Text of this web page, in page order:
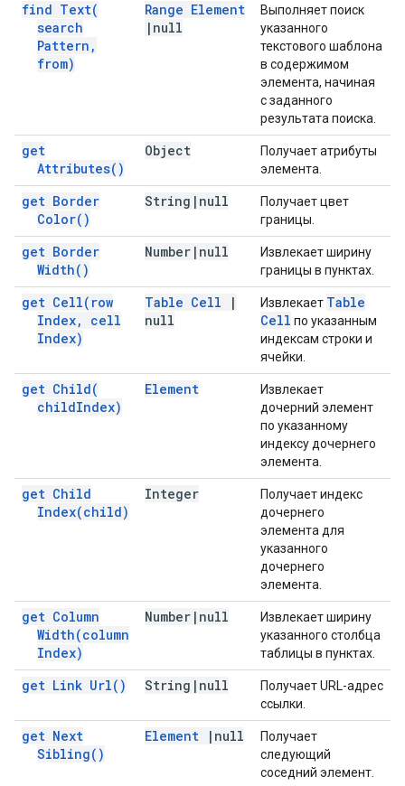
find Text(
search
Pattern ,
from)
Range Element
| null
Выполняет поиск
указанного
текстового шаблона
в содержимом
элемента, начиная
с заданного
результата поиска.
get
Attributes( )
Object
Получает атрибуты
элемента.
get Border
Color( )
String | null
Получает цвет
границы.
get Border
Width( )
Number | null
Извлекает ширину
границы в пунктах.
get Cell( row
Index,
cell
Index)
Table Cell
|
null
Извлекает Table
Cell по указанным
индексам строки и
ячейки.
get Child(
childIndex)
Element
Извлекает
дочерний элемент
по указанному
индексу дочернего
элемента.
get Child
Index(child)
Integer
Получает индекс
дочернего
элемента для
указанного
дочернего
элемента.
get Column
Width(column
Index)
Number | null
Извлекает ширину
указанного столбца
таблицы в пунктах.
get Link Url( ) String | null
Получает URL-адрес
ссылки.
get Next
Sibling( )
Element | null
Получает
следующий
соседний элемент.